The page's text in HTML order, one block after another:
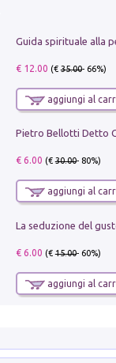
Guida spirituale alla
€ 12.00 (€35.00- 66%)
aggiungi al
€ 6.00 (€30.00- 80%)
aggiungi al
€ 6.00 (€15.00- 60%)
aggiungi al